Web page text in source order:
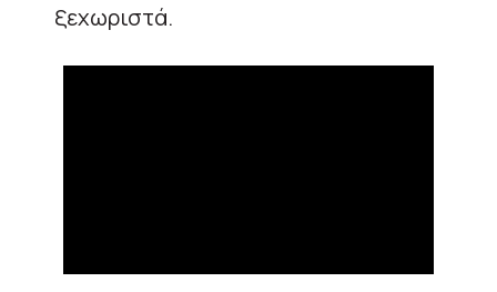
ξεχωριστά.